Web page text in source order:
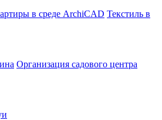
в среде ArchiCAD Текстиль в
Организация садового центра